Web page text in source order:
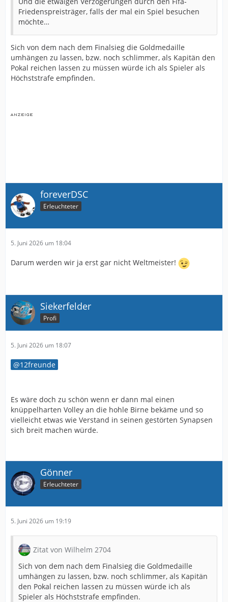
Friedenspreisträger, falls der mal ein Spiel besuchen
möchte…
Sich von dem nach dem Finalsieg die Goldmedaille
umhängen zu lassen, bzw. noch schlimmer, als Kapitän den
Pokal reichen lassen zu müssen würde ich als Spieler als
Höchststrafe empfinden.
foreverDSC
Erleuchteter
5. Juni 2026 um 18:04
Darum werden wir ja erst gar nicht Weltmeister!
Siekerfelder
Profi
5. Juni 2026 um 18:07
12freunde
Es wäre doch zu schön wenn er dann mal einen
knüppelharten Volley an die hohle Birne bekäme und so
vielleicht etwas wie Verstand in seinen gestörten Synapsen
sich breit machen würde.
Gönner
Erleuchteter
5. Juni 2026 um 19:19
Zitat von Wilhelm 2704
Sich von dem nach dem Finalsieg die Goldmedaille
umhängen zu lassen, bzw. noch schlimmer, als Kapitän
den Pokal reichen lassen zu müssen würde ich als
Spieler als Höchststrafe empfinden.